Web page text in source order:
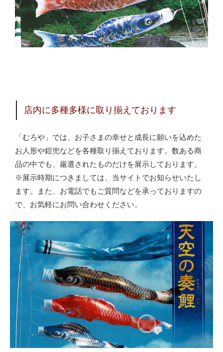
店内に多種多様に取り揃えております
「むろや」では、お子さまの幸せと成長に願いを込めた
お人形や鎧兜などを各種取り揃えております。数ある商
品の中でも、厳選されたものだけを展示しております。
※展示時期につきましては、当サイトでお知らせいたし
ます。また、お電話でもご質問などを承っておりますの
で、お気軽にお問い合わせください。